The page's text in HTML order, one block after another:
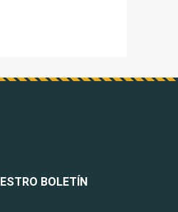
BOLETÍN